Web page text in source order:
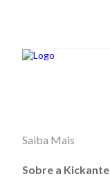
Saiba Mais
Sobre a Kickante